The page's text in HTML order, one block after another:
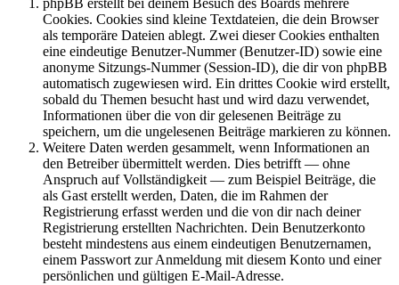
phpBB erstellt bei deinem Besuch des Boards mehrere
Cookies. Cookies sind kleine Textdateien, die dein Browser
als temporäre Dateien ablegt. Zwei dieser Cookies enthalten
eine eindeutige Benutzer-Nummer (Benutzer-ID) sowie eine
anonyme Sitzungs-Nummer (Session-ID), die dir von phpBB
automatisch zugewiesen wird. Ein drittes Cookie wird erstellt,
sobald du Themen besucht hast und wird dazu verwendet,
Informationen über die von dir gelesenen Beiträge zu
speichern, um die ungelesenen Beiträge markieren zu können.
Weitere Daten werden gesammelt, wenn Informationen an
den Betreiber übermittelt werden. Dies betrifft — ohne
Anspruch auf Vollständigkeit — zum Beispiel Beiträge, die
als Gast erstellt werden, Daten, die im Rahmen der
Registrierung erfasst werden und die von dir nach deiner
Registrierung erstellten Nachrichten. Dein Benutzerkonto
besteht mindestens aus einem eindeutigen Benutzernamen,
einem Passwort zur Anmeldung mit diesem Konto und einer
persönlichen und gültigen E-Mail-Adresse.